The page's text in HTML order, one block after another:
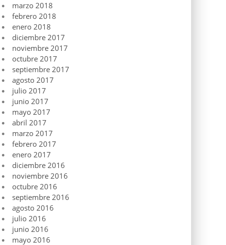
marzo 2018
febrero 2018
enero 2018
diciembre 2017
noviembre 2017
octubre 2017
septiembre 2017
agosto 2017
julio 2017
junio 2017
mayo 2017
abril 2017
marzo 2017
febrero 2017
enero 2017
diciembre 2016
noviembre 2016
octubre 2016
septiembre 2016
agosto 2016
julio 2016
junio 2016
mayo 2016